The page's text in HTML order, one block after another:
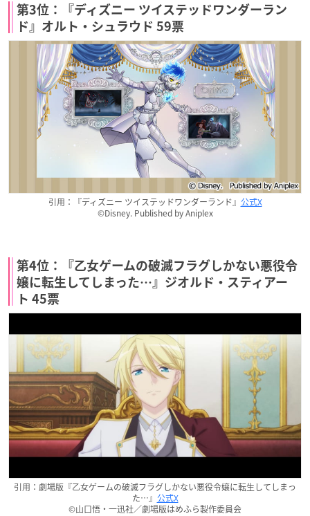
第3位：『ディズニー ツイステッドワンダーラン
ド』オルト・シュラウド 59票
引用：『ディズニー ツイステッドワンダーランド』 公式X
©Disney. Published by Aniplex
第4位：『乙女ゲームの破滅フラグしかない悪役令
嬢に転生してしまった…』ジオルド・スティアー
ト 45票
引用：劇場版『乙女ゲームの破滅フラグしかない悪役令嬢に転生してしまっ
た…』 公式X
©山口悟・一迅社／劇場版はめふら製作委員会